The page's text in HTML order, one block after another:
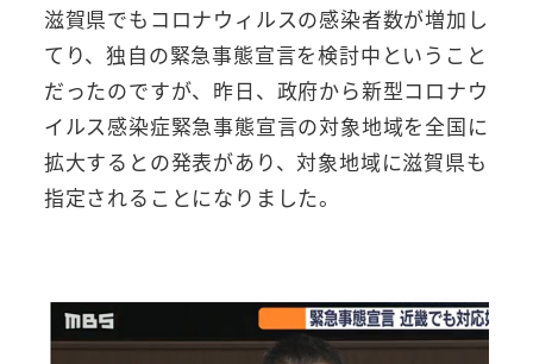
滋賀県でもコロナウィルスの感染者数が増加し
てり、独自の緊急事態宣言を検討中ということ
だったのですが、昨日、政府から新型コロナウ
イルス感染症緊急事態宣言の対象地域を全国に
拡大するとの発表があり、対象地域に滋賀県も
指定されることになりました。